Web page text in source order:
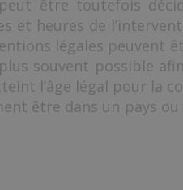
être toutefois
et heures de
légales peuvent
souvent possible
l’âge légal pour la
être dans un pays